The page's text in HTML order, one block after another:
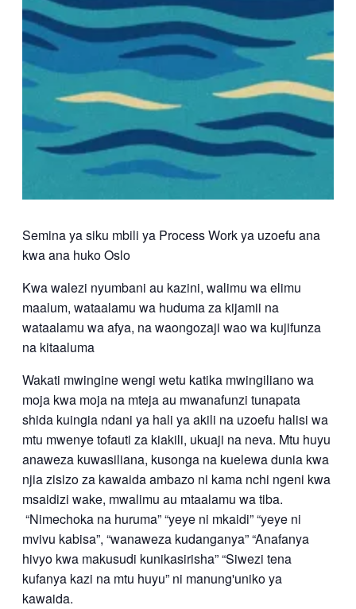
Semina ya siku mbili ya Process Work ya uzoefu ana
kwa ana huko Oslo
Kwa walezi nyumbani au kazini, walimu wa elimu
maalum, wataalamu wa huduma za kijamii na
wataalamu wa afya, na waongozaji wao wa kujifunza
na kitaaluma
Wakati mwingine wengi wetu katika mwingiliano wa
moja kwa moja na mteja au mwanafunzi tunapata
shida kuingia ndani ya hali ya akili na uzoefu halisi wa
mtu mwenye tofauti za kiakili, ukuaji na neva. Mtu huyu
anaweza kuwasiliana, kusonga na kuelewa dunia kwa
njia zisizo za kawaida ambazo ni kama nchi ngeni kwa
msaidizi wake, mwalimu au mtaalamu wa tiba.
“Nimechoka na huruma” “yeye ni mkaidi” “yeye ni
mvivu kabisa”, “wanaweza kudanganya” “Anafanya
hivyo kwa makusudi kunikasirisha” “Siwezi tena
kufanya kazi na mtu huyu” ni manung'uniko ya
kawaida.